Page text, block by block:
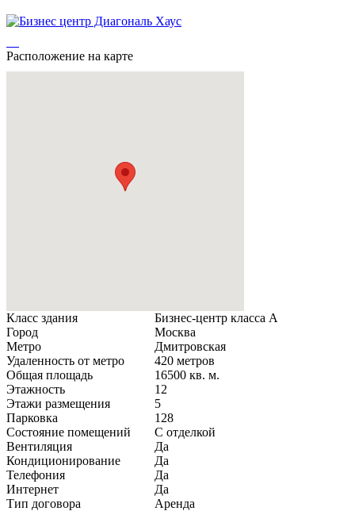
Расположение на карте
Класс здания
Бизнес-центр класса А
Город
Москва
Метро
Дмитровская
Удаленность от метро
420 метров
Общая площадь
16500 кв. м.
Этажность
12
Этажи размещения
5
Парковка
128
Состояние помещений
С отделкой
Вентиляция
Да
Кондиционирование
Да
Телефония
Да
Интернет
Да
Тип договора
Аренда